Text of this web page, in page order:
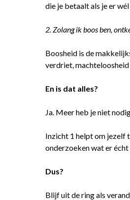
die je betaalt als je er
2. Zolang ik boos ben,
Boosheid is de
verdriet, machteloosheid
En is dat alles?
Ja. Meer heb je niet
Inzicht 1 helpt om jezelf
onderzoeken wat er écht
Dus?
Blijf uit de ring als